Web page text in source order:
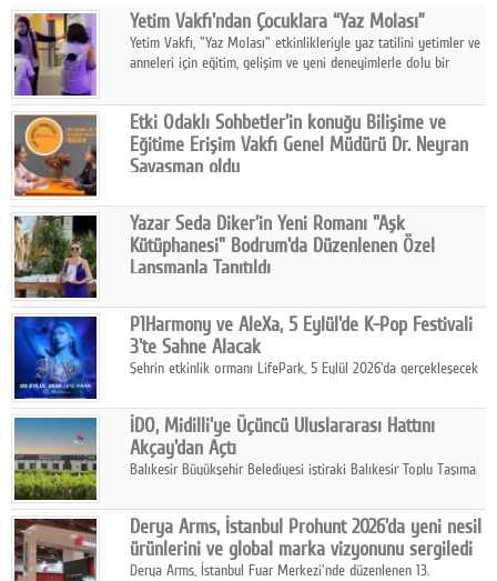
Facebook
Diziler
Karikatür
Youtube
Polemik
Reklam
Yazarlar
Künye
SOSYAL MEDYA
Facebook
Twitter
Google Plus
© 2026 TÜM HAKLARI SAKLIDIR
Yetim Vakfı'ndan Çocuklara “Yaz Molası”
Yetim Vakfı, "Yaz Molası" etkinlikleriyle yaz tatilini yetimler ve
anneleri için eğitim, gelişim ve yeni deneyimlerle dolu bir
Etki Odaklı Sohbetler'in konuğu Bilişime ve
Eğitime Erişim Vakfı Genel Müdürü Dr. Neyran
Savaşman oldu
vakfın bu ihtiyaçtan doğan çalışmaları, Kıvılcım Programı, yapay
zekânın eğitimde kullanımı ve gelecek dönem hedefleri ele
alındı.
Yazar Seda Diker'in Yeni Romanı "Aşk
Kütüphanesi" Bodrum'da Düzenlenen Özel
Lansmanla Tanıtıldı
Diker'in 13. kitabı “Aşk Kütüphanesi” 6 Ağustos'ta Casa dell'Arte
Bodrum'da düzenlenen özel lansmanla okurlarıyla buluştu.
P1Harmony ve AleXa, 5 Eylül'de K-Pop Festivali
3'te Sahne Alacak
Şehrin etkinlik ormanı LifePark, 5 Eylül 2026'da gerçekleşecek
haritasında önemli bir destinasyon haline getirmeye
hazırlanıyor.
İDO, Midilli'ye Üçüncü Uluslararası Hattını
Akçay'dan Açtı
Balıkesir Büyükşehir Belediyesi iştiraki Balıkesir Toplu Taşıma
Midilli hattının resmi açılışı gerçekleştirildi.
Derya Arms, İstanbul Prohunt 2026'da yeni nesil
ürünlerini ve global marka vizyonunu sergiledi
Derya Arms, İstanbul Fuar Merkezi'nde düzenlenen 13.